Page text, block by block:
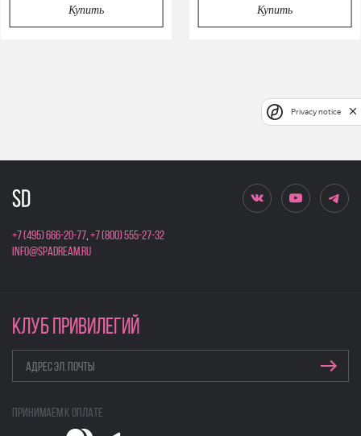
Купить Купить
+7 (495) 666-20-77,+7 (800) 555-27-32
info@spadream.ru
КЛУБ ПРИВИЛЕГИЙ
Принимаем к оплате
Privacy notice